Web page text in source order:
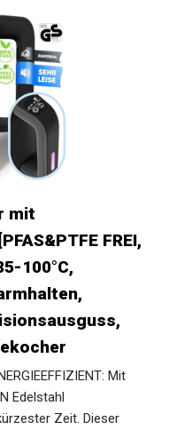
mit
FREI,
100°C,
Mit
Edelstahl
Zeit. Dieser